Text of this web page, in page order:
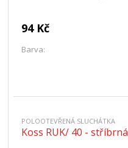
94 Kč
Barva:
POLOOTEVŘENÁ SLUCHÁTKA
Koss RUK/ 40 - stříbrná